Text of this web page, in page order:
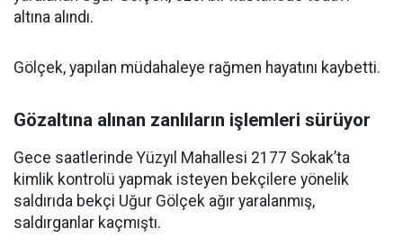
altına alındı.
Gölçek, yapılan müdahaleye rağmen hayatını kaybetti.
Gözaltına alınan zanlıların işlemleri sürüyor
Gece saatlerinde Yüzyıl Mahallesi 2177 Sokak’ta
kimlik kontrolü yapmak isteyen bekçilere yönelik
saldırıda bekçi Uğur Gölçek ağır yaralanmış,
saldırganlar kaçmıştı.